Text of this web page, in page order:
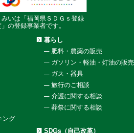
みいは「福岡県ＳＤＧｓ登録
の登録事業者です。
ング
暮らし
肥料・農薬の販売
ガソリン・軽油・灯油の販売
ガス・器具
旅行のご相談
介護に関する相談
葬祭に関する相談
SDGs（自己改革）